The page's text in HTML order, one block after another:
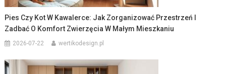
Pies Czy Kot W Kawalerce: Jak Zorganizować Przestrzeń I
Zadbać O Komfort Zwierzęcia W Małym Mieszkaniu
2026-07-22 wertikodesign.pl